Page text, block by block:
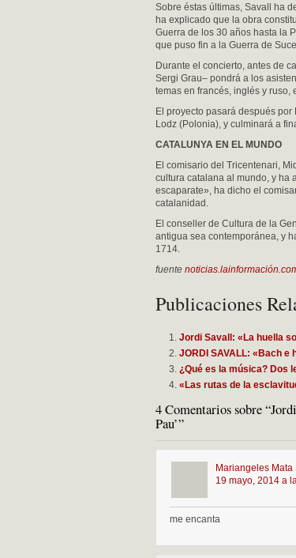
Sobre éstas últimas, Savall ha
ha explicado que la obra
Guerra de los 30 años hasta la
que puso fin a la Guerra de
Durante el concierto, antes de
Sergi Grau– pondrá a los
temas en francés, inglés y ruso,
El proyecto pasará después
Lodz (Polonia), y culminará a
CATALUNYA EN EL MUNDO
El comisario del Tricentenari,
cultura catalana al mundo, y ha
escaparate», ha dicho el
catalanidad.
El conseller de Cultura de la
antigua sea contemporánea, y
1714.
fuente
Publicaciones
Jordi Savall: «La huella
JORDI SAVALL: «Bach e
¿Qué es la música? Dos
«Las rutas de la
4 Comentarios sobre
Pau’”
Mariangeles Mata
19 mayo, 2014 a
me encanta